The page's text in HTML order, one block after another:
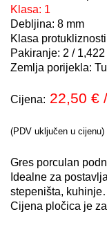
Klasa: 1
Debljina: 8 mm
Klasa
Pakiranje: 2 / 1,422
Zemlja porijekla:
Cijena: 22,50 €
(PDV uključen u cijenu)
Gres porculan
Idealne za
stepeništa,
Cijena pločica je za